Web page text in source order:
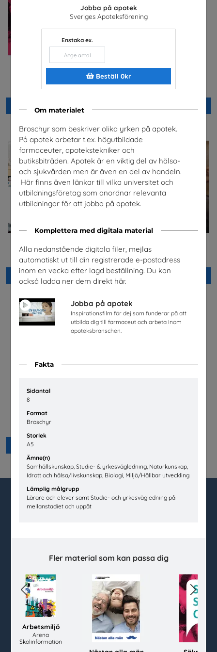
Jobba på apotek
Sveriges Apoteksförening
Enstaka ex.
Beställ 0kr
Fakta
Sidantal
8
Format
Broschyr
Storlek
A5
Ämne(n)
Samhällskunskap, Studie- & yrkesvägledning, Naturkunskap,
Idrott och hälsa/livskunskap, Biologi, Miljö/Hållbar utveckling
Lämplig målgrupp
Lärare och elever samt Studie- och yrkesvägledning på
mellanstadiet och uppåt
Om materialet
Broschyr som beskriver olika yrken på apotek.
På apotek arbetar t.ex. högutbildade
farmaceuter, apotekstekniker och
butiksbiträden. Apotek är en viktig del av hälso-
och sjukvården men är även en del av handeln.
Här finns även länkar till vilka universitet och
utbildningsföretag som anordnar relevanta
utbildningar för att jobba på apotek.
Komplettera med digitala material
Alla nedanstående digitala filer, mejlas
automatiskt ut till din registrerade e-postadress
inom en vecka efter lagd beställning. Du kan
också ladda ner dem direkt här.
Jobba på apotek
Inspirationsfilm för dej som funderar på att
utbilda dig till farmaceut och arbeta inom
apoteksbranschen.
Fler material som kan passa dig
Arbetsmiljö
Arena
Skolinformation
Previous Next
Riksförbundet Noaks Ark
Beställ 0kr
Checklista för undervisning
Unizon
Jobba på apotek
Sveriges Apoteksförening
Beställ 0kr
Fria Bröd AB
Beställ 0kr
Lätta trycket MINI
Hej främling Sverige
020-67 60 50
facebookinstagramlinkedin
Kundtjänst
Kontakt